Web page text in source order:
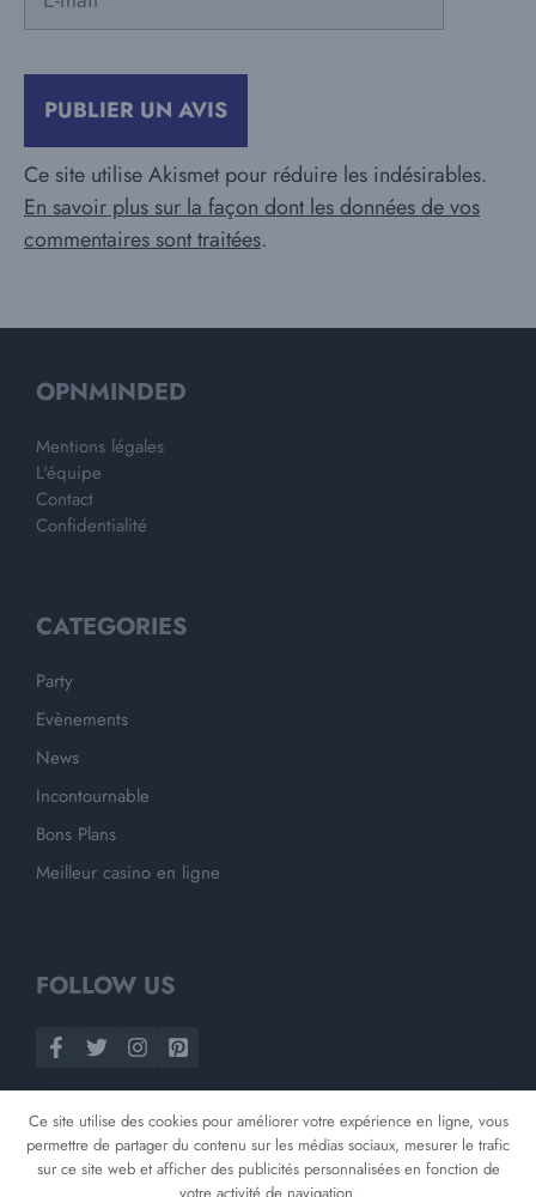
mail
Ce site utilise Akismet pour réduire les indésirables.
En savoir plus sur la façon dont les données de vos
commentaires sont traitées.
OPNMINDED
Mentions légales
L'équipe
Contact
Confidentialité
CATEGORIES
Party
Evènements
News
Incontournable
Bons Plans
Meilleur casino en ligne
FOLLOW US
Ce site utilise des cookies pour améliorer votre expérience en ligne, vous
permettre de partager du contenu sur les médias sociaux, mesurer le trafic
sur ce site web et afficher des publicités personnalisées en fonction de